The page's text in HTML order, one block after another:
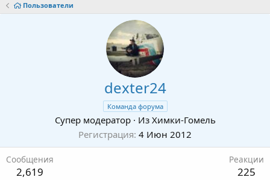
Пользователи
dexter24
Команда форума
Супер модератор · Из Химки-Гомель
Регистрация 4 Июн 2012
Сообщения
2,619
Реакции
225